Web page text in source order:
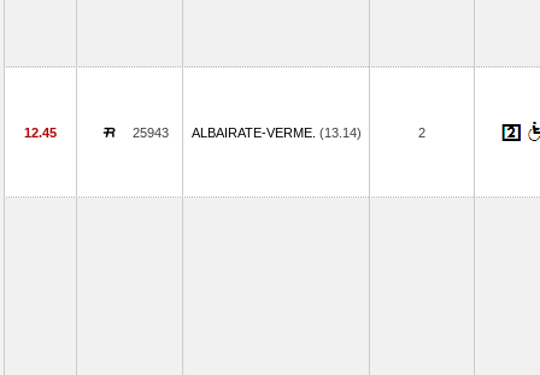
12.45 25943 ALBAIRATE-VERME. (13.14) 2